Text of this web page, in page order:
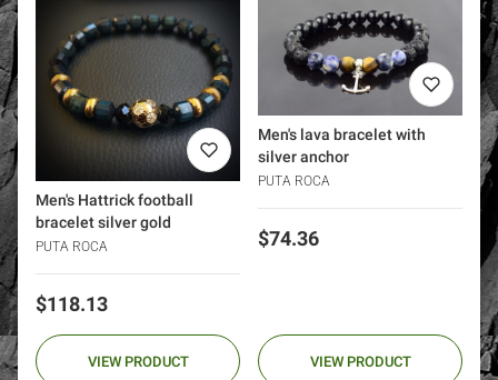
Men's Hattrick football
bracelet silver gold
PUTA ROCA
Price
$118.13
VIEW PRODUCT
Men's lava bracelet with
silver anchor
PUTA ROCA
Price
$74.36
VIEW PRODUCT